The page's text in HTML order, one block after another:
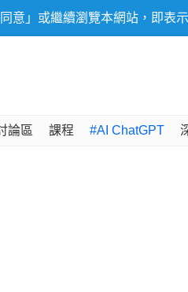
意」或繼續瀏覽本網站，即表
論區 課程 #AI ChatGPT